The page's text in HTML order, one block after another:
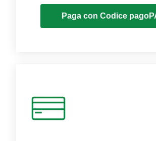
Paga con Codice